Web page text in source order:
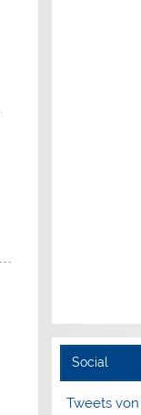
Social
Tweets